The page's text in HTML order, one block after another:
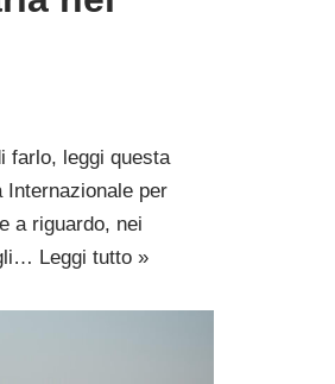
farlo, leggi questa
Internazionale per
a riguardo, nei
Leggi tutto »